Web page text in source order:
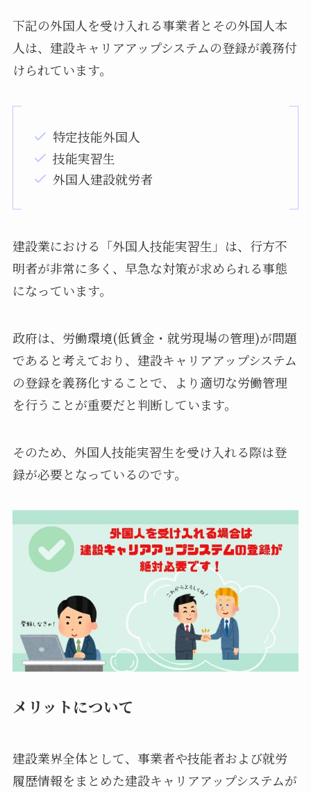
下記の外国人を受け入れる事業者とその外国人本
人は、建設キャリアアップシステムの登録が義務付
けられています。
特定技能外国人
技能実習生
外国人建設就労者
建設業における「外国人技能実習生」は、行方不
明者が非常に多く、早急な対策が求められる事態
になっています。
政府は、労働環境(低賃金・就労現場の管理)が問題
であると考えており、建設キャリアアップシステム
の登録を義務化することで、より適切な労働管理
を行うことが重要だと判断しています。
そのため、外国人技能実習生を受け入れる際は登
録が必要となっているのです。
メリットについて
建設業界全体として、事業者や技能者および就労
履歴情報をまとめた建設キャリアアップシステムが